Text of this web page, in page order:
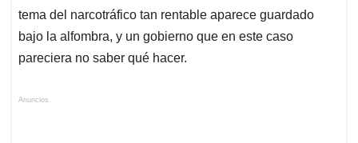
tema del narcotráfico tan rentable aparece guardado
bajo la alfombra, y un gobierno que en este caso
pareciera no saber qué hacer.
Anuncios.